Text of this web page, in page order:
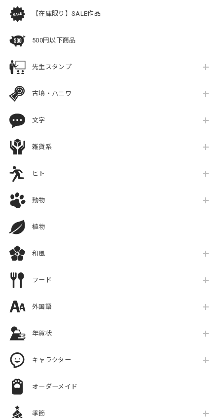
【在庫限り】SALE作品
500円以下商品
先生スタンプ
古墳・ハニワ
文字
雑貨系
ヒト
動物
植物
和風
フード
外国語
年賀状
キャラクター
オーダーメイド
季節